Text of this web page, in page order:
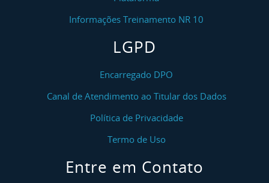
Informações Treinamento NR 10
LGPD
Encarregado DPO
Canal de Atendimento ao Titular dos Dados
Política de Privacidade
Termo de Uso
Entre em Contato